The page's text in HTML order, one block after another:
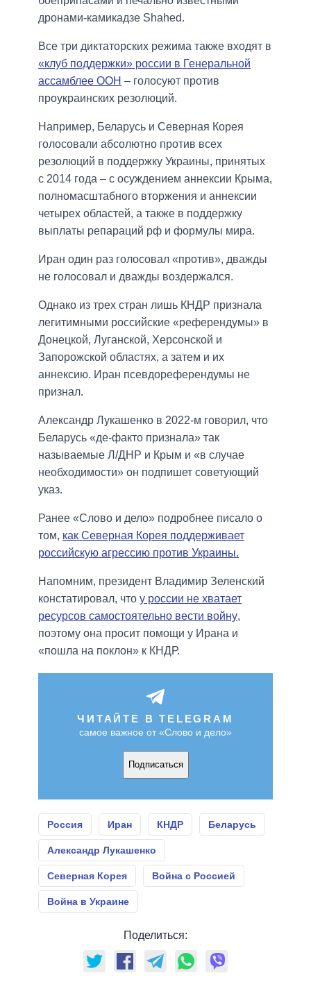
дронами-камикадзе Shahed.
Все три диктаторских режима также входят в
«клуб поддержки» россии в Генеральной
ассамблее ООН – голосуют против
проукраинских резолюций.
Например, Беларусь и Северная Корея
голосовали абсолютно против всех
резолюций в поддержку Украины, принятых
с 2014 года – с осуждением аннексии Крыма,
полномасштабного вторжения и аннексии
четырех областей, а также в поддержку
выплаты репараций рф и формулы мира.
Иран один раз голосовал «против», дважды
не голосовал и дважды воздержался.
Однако из трех стран лишь КНДР признала
легитимными российские «референдумы» в
Донецкой, Луганской, Херсонской и
Запорожской областях, а затем и их
аннексию. Иран псевдореферендумы не
признал.
Александр Лукашенко в 2022-м говорил, что
Беларусь «де-факто признала» так
называемые Л/ДНР и Крым и «в случае
необходимости» он подпишет советующий
указ.
Ранее «Слово и дело» подробнее писало о
том, как Северная Корея поддерживает
российскую агрессию против Украины.
Напомним, президент Владимир Зеленский
констатировал, что у россии не хватает
ресурсов самостоятельно вести войну,
поэтому она просит помощи у Ирана и
«пошла на поклон» к КНДР.
ЧИТАЙТЕ В TELEGRAM
самое важное от «Слово и дело»
Подписаться
Россия Иран КНДР Беларусь
Александр Лукашенко
Северная Корея Война с Россией
Война в Украине
Поделиться: